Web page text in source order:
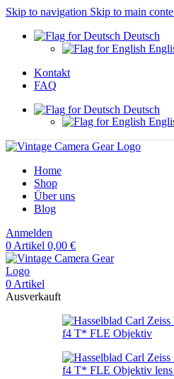
Skip to navigation Skip to main
Deutsch
Kontakt
FAQ
Deutsch
Home
Shop
Über uns
Blog
Anmelden
0 Artikel 0,00 €
0 Artikel
Ausverkauft